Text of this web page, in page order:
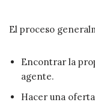
El proceso
Encontrar la
agente.
Hacer una